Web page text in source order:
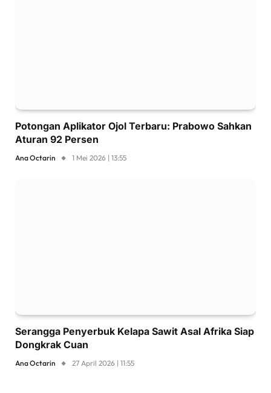
Potongan Aplikator Ojol Terbaru: Prabowo Sahkan
Aturan 92 Persen
Ana Octarin 1 Mei 2026 | 13:55
Serangga Penyerbuk Kelapa Sawit Asal Afrika Siap
Dongkrak Cuan
Ana Octarin 27 April 2026 | 11:55